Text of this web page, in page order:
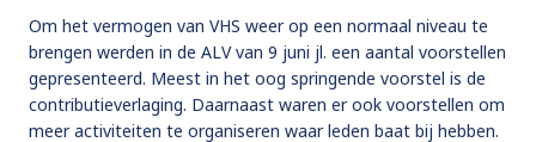
Om het vermogen van VHS weer op een normaal niveau te
brengen werden in de ALV van 9 juni jl. een aantal voorstellen
gepresenteerd. Meest in het oog springende voorstel is de
contributieverlaging. Daarnaast waren er ook voorstellen om
meer activiteiten te organiseren waar leden baat bij hebben.